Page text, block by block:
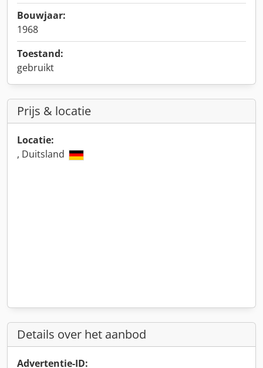
Bouwjaar:
1968
Toestand:
gebruikt
Prijs & locatie
Locatie:
, Duitsland
Details over het aanbod
Advertentie-ID: